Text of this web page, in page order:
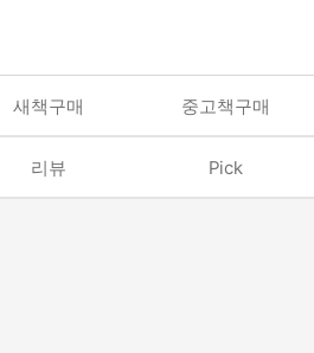
새책구매 중고책구매
리뷰 Pick